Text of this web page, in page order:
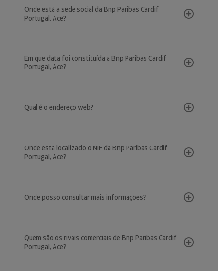
Onde está a sede social da Bnp Paribas Cardif
Portugal, Ace?
Em que data foi constituída a Bnp Paribas Cardif
Portugal, Ace?
Qual é o endereço web?
Onde está localizado o NIF da Bnp Paribas Cardif
Portugal, Ace?
Onde posso consultar mais informações?
Quem são os rivais comerciais de Bnp Paribas Cardif
Portugal, Ace?